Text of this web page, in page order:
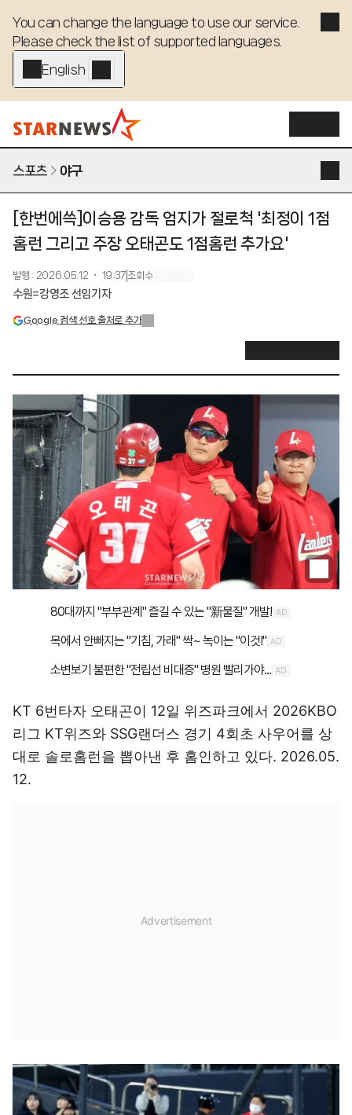
You can change the language to use our service.
Please check the list of supported languages.
English - EN
스포츠 야구
[한번에쓱]이승용 감독 엄지가 절로척 '최정이 1점
홈런 그리고 주장 오태곤도 1점홈런 추가요'
발행 : 2026.05.12 ・ 19:37 조회수:
수원=강영조 선임기자
Google 검색 선호 출처로 추가
KT 6번타자 오태곤이 12일 위즈파크에서 2026KBO
리그 KT위즈와 SSG랜더스 경기 4회초 사우어를 상
대로 솔로홈런을 뽑아낸 후 홈인하고 있다. 2026.05.
12.